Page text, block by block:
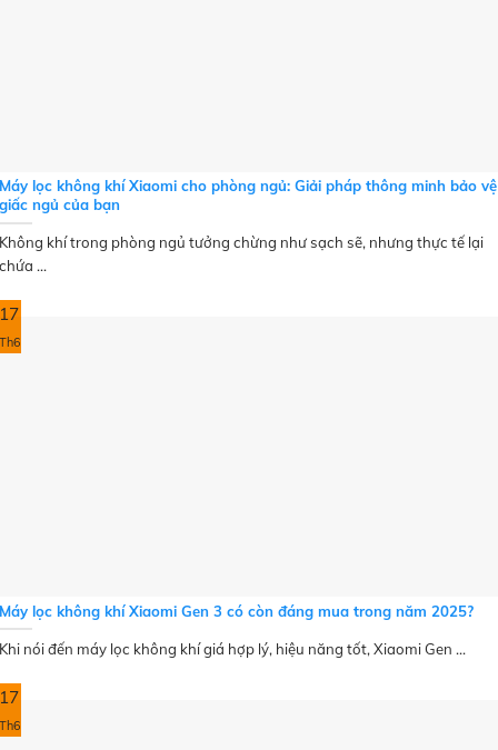
Máy lọc không khí Xiaomi cho phòng ngủ: Giải pháp thông minh bảo vệ
giấc ngủ của bạn
Không khí trong phòng ngủ tưởng chừng như sạch sẽ, nhưng thực tế lại
chứa ...
17
Th6
Máy lọc không khí Xiaomi Gen 3 có còn đáng mua trong năm 2025?
Khi nói đến máy lọc không khí giá hợp lý, hiệu năng tốt, Xiaomi Gen ...
17
Th6